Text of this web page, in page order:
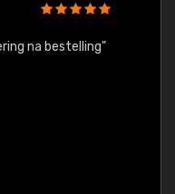
na bestelling"